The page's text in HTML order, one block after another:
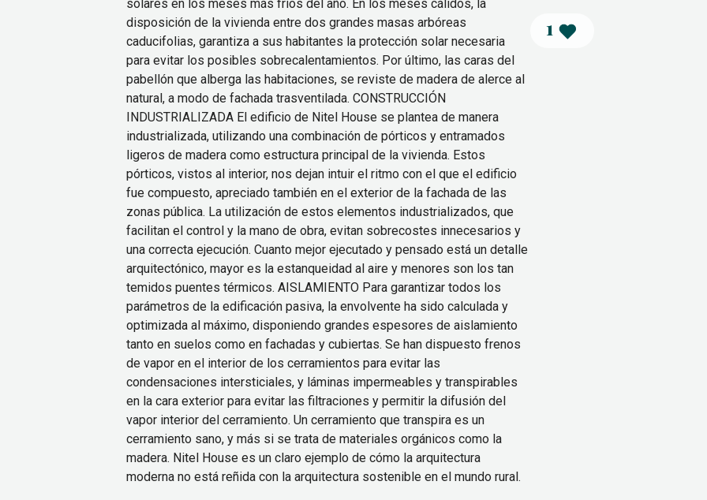
solares en los meses más fríos del año. En los meses cálidos, la
disposición de la vivienda entre dos grandes masas arbóreas
caducifolias, garantiza a sus habitantes la protección solar necesaria
para evitar los posibles sobrecalentamientos. Por último, las caras del
pabellón que alberga las habitaciones, se reviste de madera de alerce al
natural, a modo de fachada trasventilada. CONSTRUCCIÓN
INDUSTRIALIZADA El edificio de Nitel House se plantea de manera
industrializada, utilizando una combinación de pórticos y entramados
ligeros de madera como estructura principal de la vivienda. Estos
pórticos, vistos al interior, nos dejan intuir el ritmo con el que el edificio
fue compuesto, apreciado también en el exterior de la fachada de las
zonas pública. La utilización de estos elementos industrializados, que
facilitan el control y la mano de obra, evitan sobrecostes innecesarios y
una correcta ejecución. Cuanto mejor ejecutado y pensado está un detalle
arquitectónico, mayor es la estanqueidad al aire y menores son los tan
temidos puentes térmicos. AISLAMIENTO Para garantizar todos los
parámetros de la edificación pasiva, la envolvente ha sido calculada y
optimizada al máximo, disponiendo grandes espesores de aislamiento
tanto en suelos como en fachadas y cubiertas. Se han dispuesto frenos
de vapor en el interior de los cerramientos para evitar las
condensaciones intersticiales, y láminas impermeables y transpirables
en la cara exterior para evitar las filtraciones y permitir la difusión del
vapor interior del cerramiento. Un cerramiento que transpira es un
cerramiento sano, y más si se trata de materiales orgánicos como la
madera. Nitel House es un claro ejemplo de cómo la arquitectura
moderna no está reñida con la arquitectura sostenible en el mundo rural.
1